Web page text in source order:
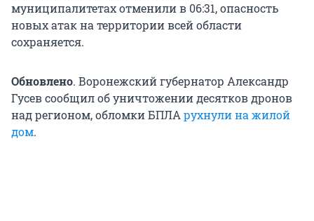
муниципалитетах отменили в 06:31, опасность
новых атак на территории всей области
сохраняется.
Обновлено. Воронежский губернатор Александр
Гусев сообщил об уничтожении десятков дронов
над регионом, обломки БПЛАрухнули на жилой
дом.